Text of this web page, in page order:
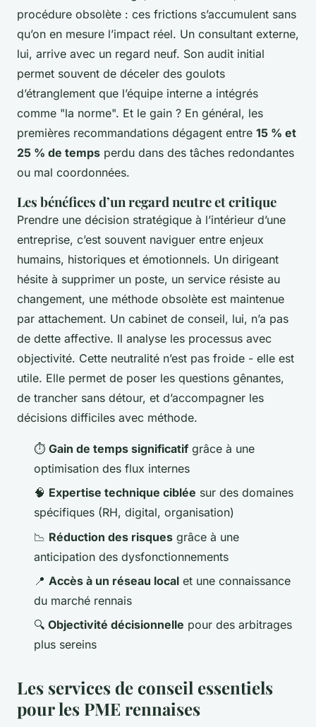
procédure obsolète : ces frictions s’accumulent sans
qu’on en mesure l’impact réel. Un consultant externe,
lui, arrive avec un regard neuf. Son audit initial
permet souvent de déceler des goulots
d’étranglement que l’équipe interne a intégrés
comme "la norme". Et le gain ? En général, les
premières recommandations dégagent entre 15 % et
25 % de temps perdu dans des tâches redondantes
ou mal coordonnées.
Les bénéfices d’un regard neutre et critique
Prendre une décision stratégique à l’intérieur d’une
entreprise, c’est souvent naviguer entre enjeux
humains, historiques et émotionnels. Un dirigeant
hésite à supprimer un poste, un service résiste au
changement, une méthode obsolète est maintenue
par attachement. Un cabinet de conseil, lui, n’a pas
de dette affective. Il analyse les processus avec
objectivité. Cette neutralité n’est pas froide - elle est
utile. Elle permet de poser les questions gênantes,
de trancher sans détour, et d’accompagner les
décisions difficiles avec méthode.
⏱️ Gain de temps significatif grâce à une
optimisation des flux internes
🧠 Expertise technique ciblée sur des domaines
spécifiques (RH, digital, organisation)
📉 Réduction des risques grâce à une
anticipation des dysfonctionnements
📍 Accès à un réseau local et une connaissance
du marché rennais
🔍 Objectivité décisionnelle pour des arbitrages
plus sereins
Les services de conseil essentiels
pour les PME rennaises